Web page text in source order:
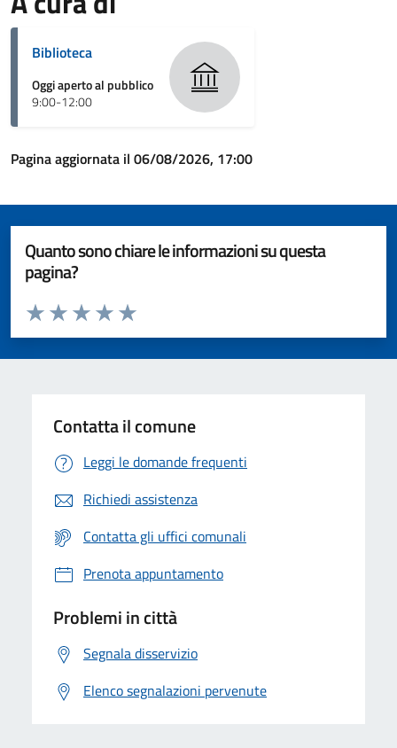
Biblioteca
Oggi aperto al pubblico
9:00-12:00
Pagina aggiornata il 06/08/2026, 17:00
Quanto sono chiare le informazioni su questa
pagina?
Valuta da 1 a 5 stelle la pagina
Valuta 5 stelle su 5
Valuta 4 stelle su 5
Valuta 3 stelle su 5
Valuta 2 stelle su 5
Valuta 1 stelle su 5
Contatta il comune
Leggi le domande frequenti
Richiedi assistenza
Contatta gli uffici comunali
Prenota appuntamento
Problemi in città
Segnala disservizio
Elenco segnalazioni pervenute